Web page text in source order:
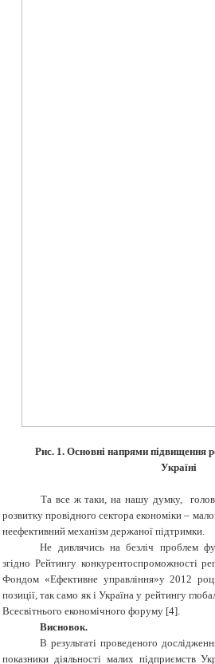
Рис. 1. Основні напрями підвищення
Україні
Та все ж таки, на нашу думку,
розвитку провідного сектора економіки –
неефективний механізм держаної підтримки.
Не дивлячись на безліч проблем
згідно Рейтингу конкурентоспроможності
Фондом «Ефективне управління»у 2012
позиції, так само як і Україна у рейтингу
Всесвітнього економічного форуму [4].
Висновок.
В результаті проведеного
показники діяльності малих підприємств